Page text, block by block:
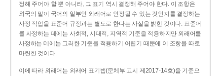
정해 주어야 할 뿐 아니라, 그 표기 역시 결정해 주어야 한다. 이 조항은
외국의 말이 국어의 일부인 외래어로 인정될 수 있는 것인지를 결정하는
사정 작업을 표준어 규정과는 별도로 한다는 사실을 밝힌 것이다. 표준어
를 사정하는 데에는 사회적, 시대적, 지역적 기준을 적용하지만 외래어를
사정하는 데에는 그러한 기준을 적용하기 어렵기 때문에 이 조항을 따로
마련한 것이다.
이에 따라 외래어는 외래어 표기법(문체부 고시 제2017-14호)을 기준으